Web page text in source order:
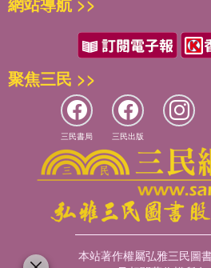
聚焦三民 >>
三民書局 三民出版
本站著作權屬弘雅三民圖